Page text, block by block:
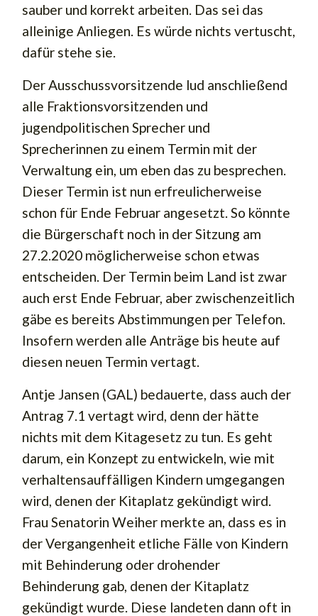
sauber und korrekt arbeiten. Das sei das
alleinige Anliegen. Es würde nichts vertuscht,
dafür stehe sie.
Der Ausschussvorsitzende lud anschließend
alle Fraktionsvorsitzenden und
jugendpolitischen Sprecher und
Sprecherinnen zu einem Termin mit der
Verwaltung ein, um eben das zu besprechen.
Dieser Termin ist nun erfreulicherweise
schon für Ende Februar angesetzt. So könnte
die Bürgerschaft noch in der Sitzung am
27.2.2020 möglicherweise schon etwas
entscheiden. Der Termin beim Land ist zwar
auch erst Ende Februar, aber zwischenzeitlich
gäbe es bereits Abstimmungen per Telefon.
Insofern werden alle Anträge bis heute auf
diesen neuen Termin vertagt.
Antje Jansen (GAL) bedauerte, dass auch der
Antrag 7.1 vertagt wird, denn der hätte
nichts mit dem Kitagesetz zu tun. Es geht
darum, ein Konzept zu entwickeln, wie mit
verhaltensauffälligen Kindern umgegangen
wird, denen der Kitaplatz gekündigt wird.
Frau Senatorin Weiher merkte an, dass es in
der Vergangenheit etliche Fälle von Kindern
mit Behinderung oder drohender
Behinderung gab, denen der Kitaplatz
gekündigt wurde. Diese landeten dann oft in